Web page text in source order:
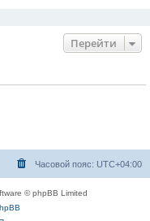
Перейти
Часовой пояс: UTC+04:00
© phpBB Limited